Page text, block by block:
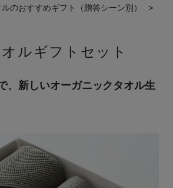
のおすすめギフト（贈答シーン別）
ルギフトセット
、新しいオーガニックタオル生